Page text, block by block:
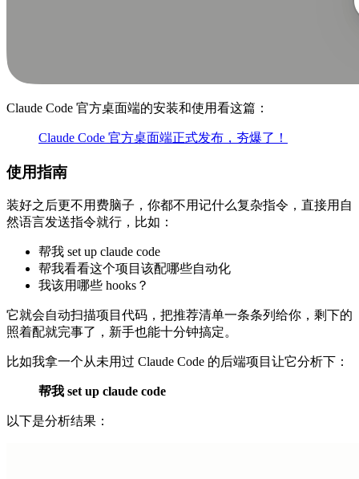
Claude Code 官方桌面端的安装和使用看这篇：
Claude Code 官方桌面端正式发布，夯爆了！
使用指南
装好之后更不用费脑子，你都不用记什么复杂指令，直接用自
然语言发送指令就行，比如：
帮我 set up claude code
帮我看看这个项目该配哪些自动化
我该用哪些 hooks？
它就会自动扫描项目代码，把推荐清单一条条列给你，剩下的
照着配就完事了，新手也能十分钟搞定。
比如我拿一个从未用过 Claude Code 的后端项目让它分析下：
帮我 set up claude code
以下是分析结果：